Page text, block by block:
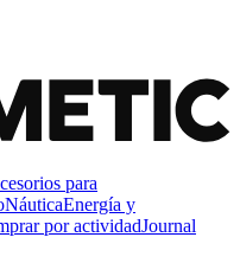
para
NáuticaEnergía y
por actividadJournal